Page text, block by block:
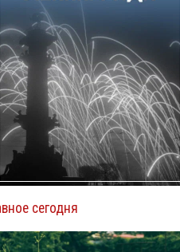
сегодня